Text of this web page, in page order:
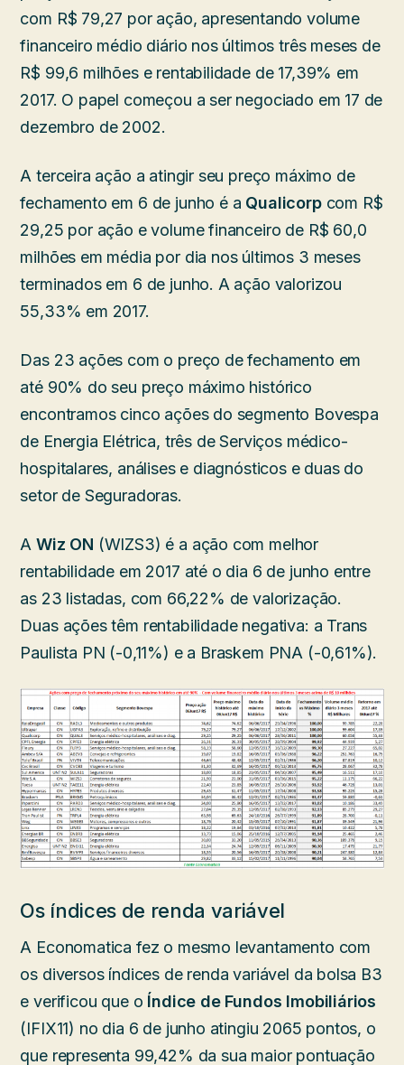
com R$ 79,27 por ação, apresentando volume
financeiro médio diário nos últimos três meses de
R$ 99,6 milhões e rentabilidade de 17,39% em
2017. O papel começou a ser negociado em 17 de
dezembro de 2002.
A terceira ação a atingir seu preço máximo de
fechamento em 6 de junho é a Qualicorpcom R$
29,25 por ação e volume financeiro de R$ 60,0
milhões em média por dia nos últimos 3 meses
terminados em 6 de junho. A ação valorizou
55,33% em 2017.
Das 23 ações com o preço de fechamento em
até 90% do seu preço máximo histórico
encontramos cinco ações do segmento Bovespa
de Energia Elétrica, três de Serviços médico-
hospitalares, análises e diagnósticos e duas do
setor de Seguradoras.
AWiz ON (WIZS3) é a ação com melhor
rentabilidade em 2017 até o dia 6 de junho entre
as 23 listadas, com 66,22% de valorização.
Duas ações têm rentabilidade negativa: a Trans
Paulista PN (-0,11%) e a Braskem PNA (-0,61%).
Os índices de renda variável
A Economatica fez o mesmo levantamento com
os diversos índices de renda variável da bolsa B3
e verificou que o Índice de Fundos Imobiliários
(IFIX11) no dia 6 de junho atingiu 2065 pontos, o
que representa 99,42% da sua maior pontuação